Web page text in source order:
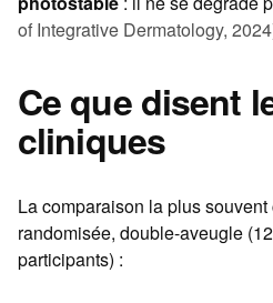
of Integrative Dermatology, 2024
Ce que disent
cliniques
La comparaison la plus
randomisée, double-aveugle
participants) :